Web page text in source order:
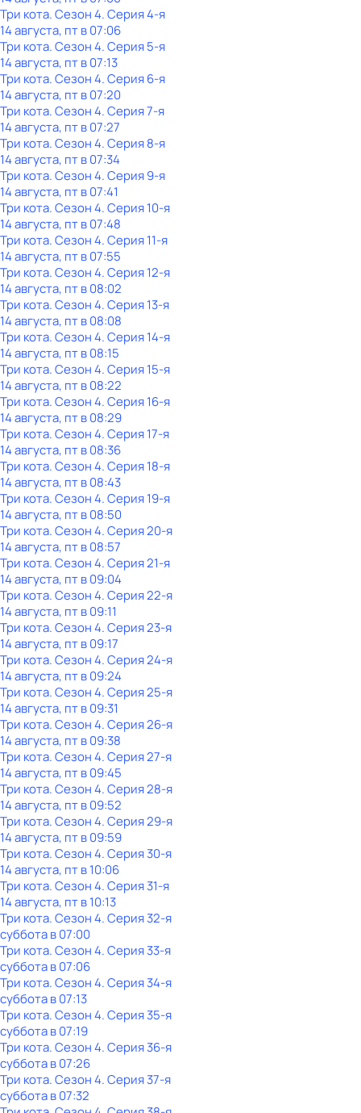
Три кота. Сезон 4. Серия 4-я
14 августа, пт в 07:06
Три кота. Сезон 4. Серия 5-я
14 августа, пт в 07:13
Три кота. Сезон 4. Серия 6-я
14 августа, пт в 07:20
Три кота. Сезон 4. Серия 7-я
14 августа, пт в 07:27
Три кота. Сезон 4. Серия 8-я
14 августа, пт в 07:34
Три кота. Сезон 4. Серия 9-я
14 августа, пт в 07:41
Три кота. Сезон 4. Серия 10-я
14 августа, пт в 07:48
Три кота. Сезон 4. Серия 11-я
14 августа, пт в 07:55
Три кота. Сезон 4. Серия 12-я
14 августа, пт в 08:02
Три кота. Сезон 4. Серия 13-я
14 августа, пт в 08:08
Три кота. Сезон 4. Серия 14-я
14 августа, пт в 08:15
Три кота. Сезон 4. Серия 15-я
14 августа, пт в 08:22
Три кота. Сезон 4. Серия 16-я
14 августа, пт в 08:29
Три кота. Сезон 4. Серия 17-я
14 августа, пт в 08:36
Три кота. Сезон 4. Серия 18-я
14 августа, пт в 08:43
Три кота. Сезон 4. Серия 19-я
14 августа, пт в 08:50
Три кота. Сезон 4. Серия 20-я
14 августа, пт в 08:57
Три кота. Сезон 4. Серия 21-я
14 августа, пт в 09:04
Три кота. Сезон 4. Серия 22-я
14 августа, пт в 09:11
Три кота. Сезон 4. Серия 23-я
14 августа, пт в 09:17
Три кота. Сезон 4. Серия 24-я
14 августа, пт в 09:24
Три кота. Сезон 4. Серия 25-я
14 августа, пт в 09:31
Три кота. Сезон 4. Серия 26-я
14 августа, пт в 09:38
Три кота. Сезон 4. Серия 27-я
14 августа, пт в 09:45
Три кота. Сезон 4. Серия 28-я
14 августа, пт в 09:52
Три кота. Сезон 4. Серия 29-я
14 августа, пт в 09:59
Три кота. Сезон 4. Серия 30-я
14 августа, пт в 10:06
Три кота. Сезон 4. Серия 31-я
14 августа, пт в 10:13
Три кота. Сезон 4. Серия 32-я
субботав07:00
Три кота. Сезон 4. Серия 33-я
субботав07:06
Три кота. Сезон 4. Серия 34-я
субботав07:13
Три кота. Сезон 4. Серия 35-я
субботав07:19
Три кота. Сезон 4. Серия 36-я
субботав07:26
Три кота. Сезон 4. Серия 37-я
субботав07:32